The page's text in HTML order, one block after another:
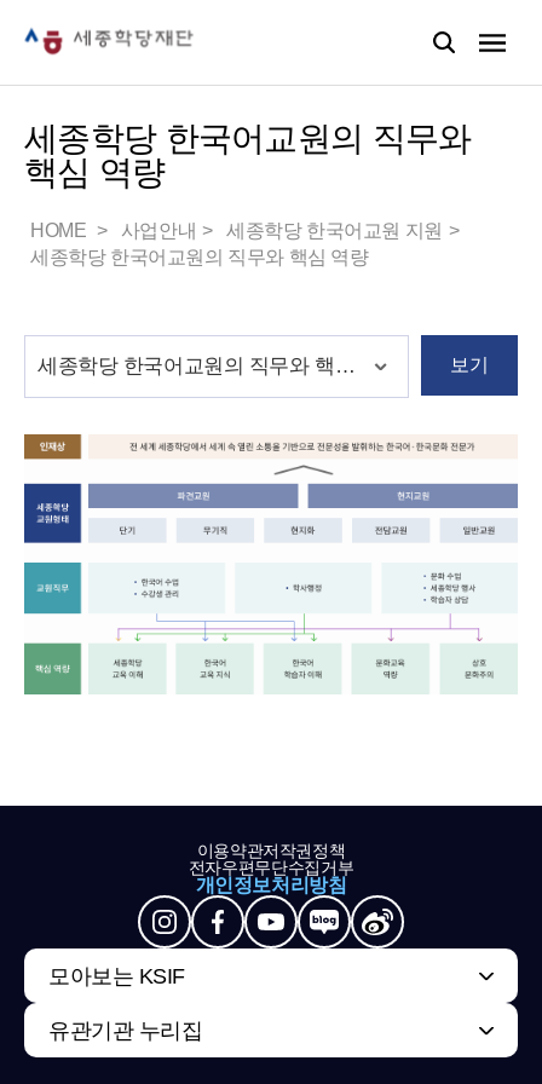
세종학당 한국어교원의 직무와
핵심 역량
HOME 사업안내
세종학당 한국어교원 지원
세종학당 한국어교원의 직무와 핵심 역량
보기
이용약관저작권정책
전자우편무단수집거부
개인정보처리방침
모아보는 KSIF
유관기관 누리집